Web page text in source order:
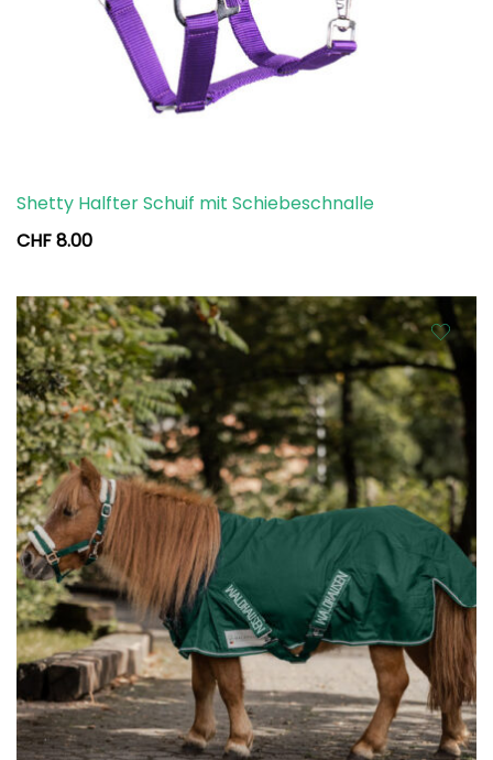
Shetty Halfter Schuif mit Schiebeschnalle
CHF8.00